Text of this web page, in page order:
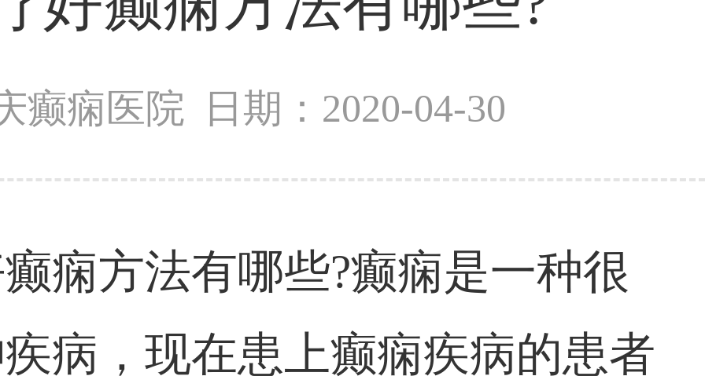
癫痫医院 日期：2020-04-30
痫方法有哪些?癫痫是一种很
病，现在患上癫痫疾病的患者